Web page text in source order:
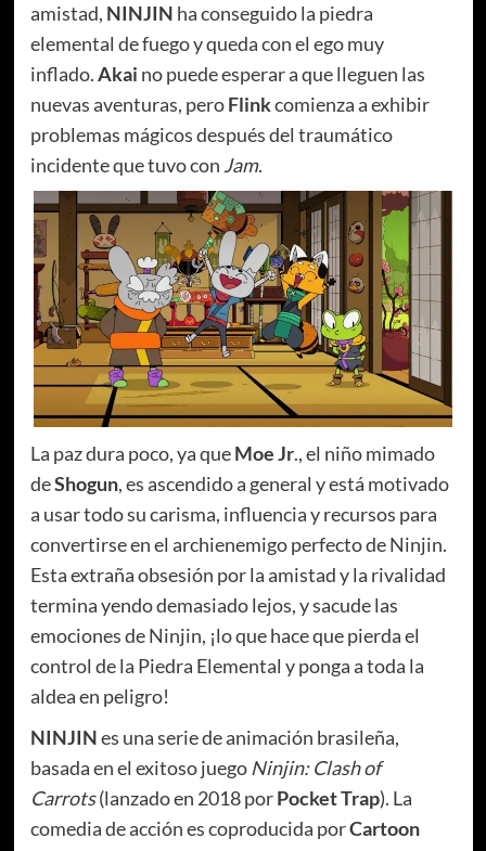
amistad, NINJIN ha conseguido la piedra
elemental de fuego y queda con el ego muy
inflado.Akai no puede esperar a que lleguen las
nuevas aventuras, pero Flinkcomienza a exhibir
problemas mágicos después del traumático
incidente que tuvo conJam.
La paz dura poco, ya queMoe Jr., el niño mimado
deShogun, es ascendido a general y está motivado
a usar todo su carisma, influencia y recursos para
convertirse en el archienemigo perfecto de Ninjin.
Esta extraña obsesión por la amistad y la rivalidad
termina yendo demasiado lejos, y sacude las
emociones de Ninjin, ¡lo que hace que pierda el
control de la Piedra Elemental y ponga a toda la
aldea en peligro!
NINJINes una serie de animación brasileña,
basada en el exitoso juego Ninjin: Clash of
Carrots(lanzado en 2018 porPocket Trap). La
comedia de acción es coproducida porCartoon